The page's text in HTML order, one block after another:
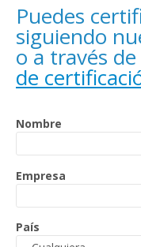
Puedes
siguiendo
o a través
de
Nombre
Empresa
País